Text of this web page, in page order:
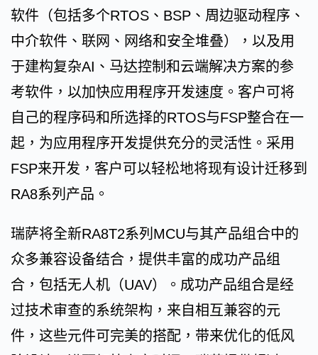
软件（包括多个RTOS、BSP、周边驱动程序、
中介软件、联网、网络和安全堆叠），以及用
于建构复杂AI、马达控制和云端解决方案的参
考软件，以加快应用程序开发速度。客户可将
自己的程序码和所选择的RTOS与FSP整合在一
起，为应用程序开发提供充分的灵活性。采用
FSP来开发，客户可以轻松地将现有设计迁移到
RA8系列产品。
瑞萨将全新RA8T2系列MCU与其产品组合中的
众多兼容设备结合，提供丰富的成功产品组
合，包括无人机（UAV）。成功产品组合是经
过技术审查的系统架构，来自相互兼容的元
件，这些元件可完美的搭配，带来优化的低风